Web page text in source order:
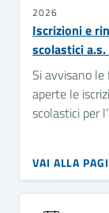
2026
Iscrizioni e
scolastici
Si avvisano
aperte le
scolastici per
VAI ALLA